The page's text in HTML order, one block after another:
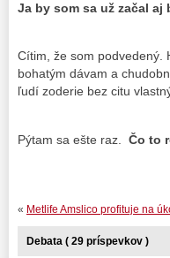
Ja by som sa už začal aj
Cítim, že som podvedený.
bohatým dávam a
ľudí zoderie bez citu
Pýtam sa ešte raz. Čo to
« Metlife Amslico profituje na
Debata ( 29 príspevkov )